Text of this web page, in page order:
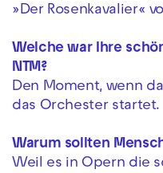
»Der Rosenkavalier«
Welche war Ihre
NTM?
Den Moment, wenn
das Orchester startet.
Warum sollten
Weil es in Opern die